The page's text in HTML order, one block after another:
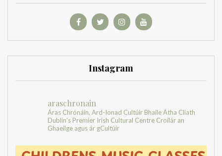
Instagram
araschronain
Áras Chrónáin, Ard-Ionad Cultúir Bhaile Átha Cliath
Dublin’s Premier Irish Cultural Centre Croílár an
Ghaeilge agus ár gCultúir